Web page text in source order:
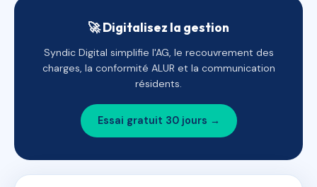
🚀 Digitalisez la gestion
Syndic Digital simplifie l'AG, le recouvrement des
charges, la conformité ALUR et la communication
résidents.
Essai gratuit 30 jours →